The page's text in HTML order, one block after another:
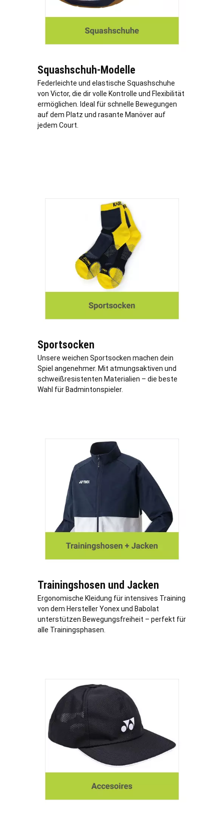
Squashschuh-Modelle
Federleichte und elastische Squashschuhe
von Victor, die dir volle Kontrolle und Flexibilität
ermöglichen. Ideal für schnelle Bewegungen
auf dem Platz und rasante Manöver auf
jedem Court.
Sportsocken
Unsere weichen Sportsocken machen dein
Spiel angenehmer. Mit atmungsaktiven und
schweißresistenten Materialien – die beste
Wahl für Badmintonspieler.
Trainingshosen und Jacken
Ergonomische Kleidung für intensives Training
von dem Hersteller Yonex und Babolat
unterstützen Bewegungsfreiheit – perfekt für
alle Trainingsphasen.